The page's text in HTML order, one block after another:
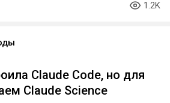
1.2K
Claude Code, но для
Claude Science